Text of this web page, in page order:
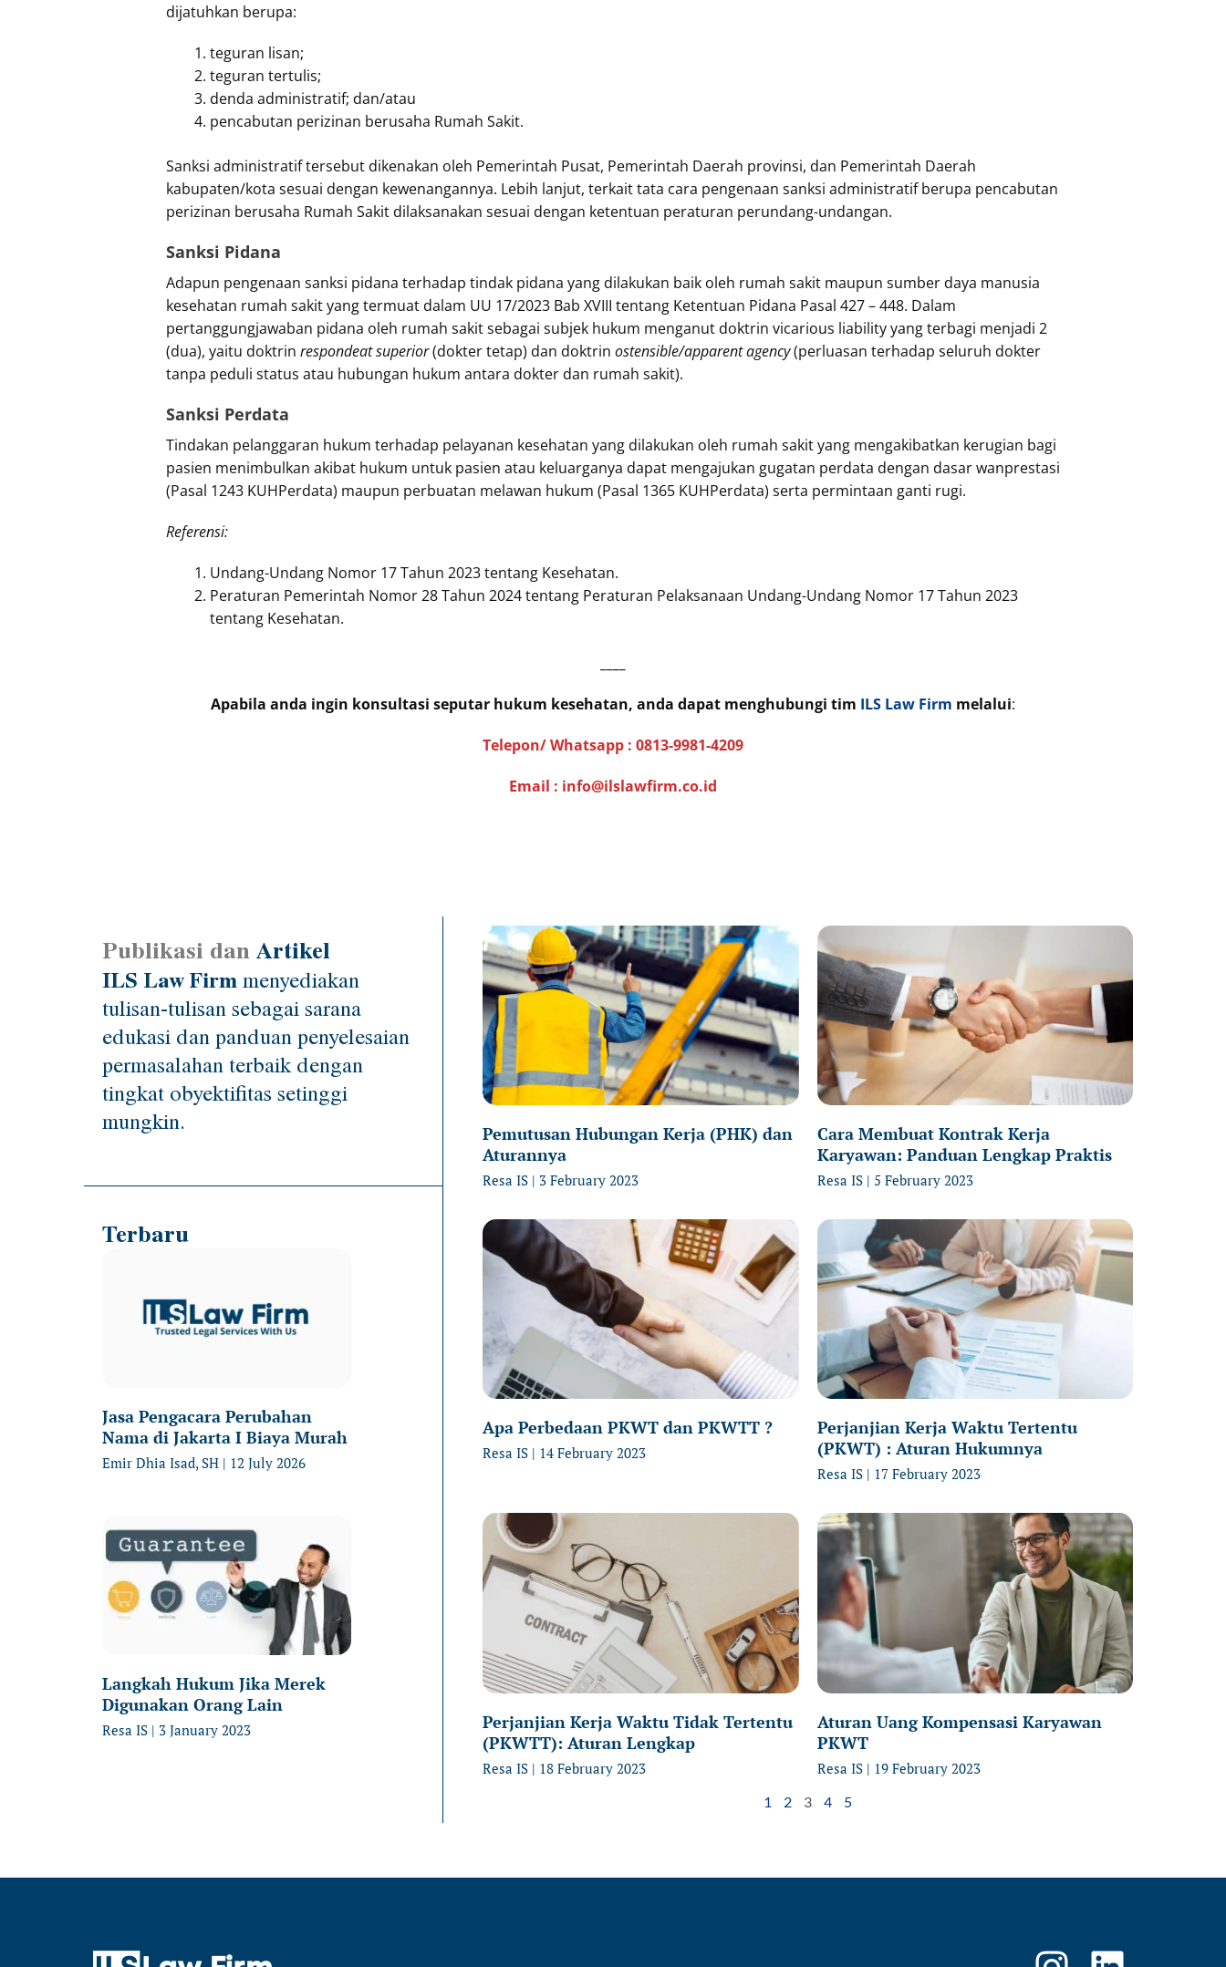
dijatuhkan berupa:
teguran lisan;
teguran tertulis;
denda administratif; dan/atau
pencabutan perizinan berusaha Rumah Sakit.
Sanksi administratif tersebut dikenakan oleh Pemerintah Pusat, Pemerintah Daerah provinsi, dan Pemerintah Daerah
kabupaten/kota sesuai dengan kewenangannya. Lebih lanjut, terkait tata cara pengenaan sanksi administratif berupa pencabutan
perizinan berusaha Rumah Sakit dilaksanakan sesuai dengan ketentuan peraturan perundang-undangan.
Sanksi Pidana
Adapun pengenaan sanksi pidana terhadap tindak pidana yang dilakukan baik oleh rumah sakit maupun sumber daya manusia
kesehatan rumah sakit yang termuat dalam UU 17/2023 Bab XVIII tentang Ketentuan Pidana Pasal 427 – 448. Dalam
pertanggungjawaban pidana oleh rumah sakit sebagai subjek hukum menganut doktrin vicarious liability yang terbagi menjadi 2
(dua), yaitu doktrin respondeat superior(dokter tetap) dan doktrin ostensible/apparent agency(perluasan terhadap seluruh dokter
tanpa peduli status atau hubungan hukum antara dokter dan rumah sakit).
Sanksi Perdata
Tindakan pelanggaran hukum terhadap pelayanan kesehatan yang dilakukan oleh rumah sakit yang mengakibatkan kerugian bagi
pasien menimbulkan akibat hukum untuk pasien atau keluarganya dapat mengajukan gugatan perdata dengan dasar wanprestasi
(Pasal 1243 KUHPerdata) maupun perbuatan melawan hukum (Pasal 1365 KUHPerdata) serta permintaan ganti rugi.
Referensi:
Undang-Undang Nomor 17 Tahun 2023 tentang Kesehatan.
Peraturan Pemerintah Nomor 28 Tahun 2024 tentang Peraturan Pelaksanaan Undang-Undang Nomor 17 Tahun 2023
tentang Kesehatan.
Apabila anda ingin konsultasi seputar hukum kesehatan, anda dapat menghubungi tim ILS Law Firm melalui:
Telepon/ Whatsapp : 0813-9981-4209
Email : info@ilslawfirm.co.id
Publikasi danArtikel
ILS Law Firmmenyediakan
tulisan-tulisan sebagai sarana
edukasi dan panduan penyelesaian
permasalahan terbaik dengan
tingkat obyektifitas setinggi
mungkin.
Terbaru
Jasa Pengacara Perubahan
Nama di Jakarta I Biaya Murah
Emir Dhia Isad, SH 12 July 2026
Langkah Hukum Jika Merek
Digunakan Orang Lain
Resa IS 3 January 2023
Pemutusan Hubungan Kerja (PHK) dan
Aturannya
Resa IS 3 February 2023
Cara Membuat Kontrak Kerja
Karyawan: Panduan Lengkap Praktis
Resa IS 5 February 2023
Apa Perbedaan PKWT dan PKWTT ?
Resa IS 14 February 2023
Perjanjian Kerja Waktu Tertentu
(PKWT) : Aturan Hukumnya
Resa IS 17 February 2023
Perjanjian Kerja Waktu Tidak Tertentu
(PKWTT): Aturan Lengkap
Resa IS 18 February 2023
Aturan Uang Kompensasi Karyawan
PKWT
Resa IS 19 February 2023
Page
1
Page
2
Page
3 4 5